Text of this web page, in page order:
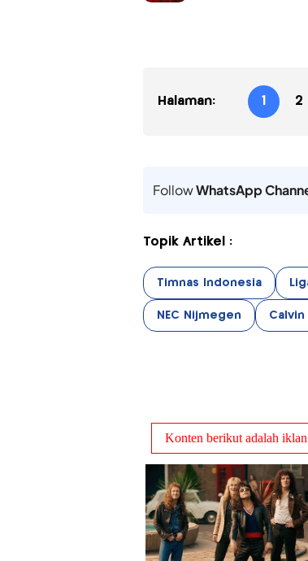
Halaman: 1 2
FollowWhatsApp
Topik Artikel :
Timnas Indonesia
NEC Nijmegen